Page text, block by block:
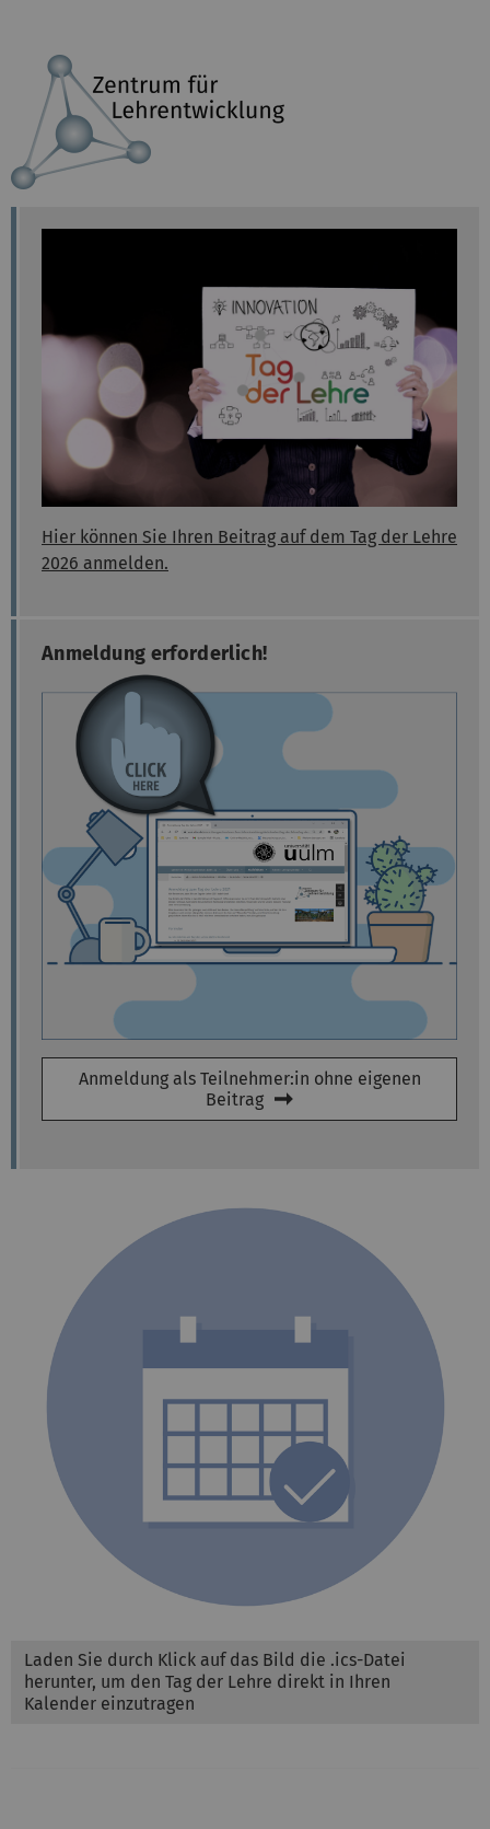
Hier können Sie Ihren Beitrag auf dem Tag der Lehre
2026 anmelden.
Anmeldung erforderlich!
Anmeldung als Teilnehmer:in ohne eigenen
Beitrag
Laden Sie durch Klick auf das Bild die .ics-Datei
herunter, um den Tag der Lehre direkt in Ihren
Kalender einzutragen